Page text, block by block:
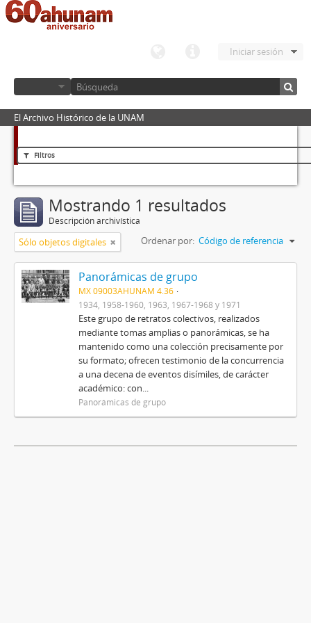
Iniciar sesión
El Archivo Histórico de la UNAM
Filtros
Mostrando 1 resultados
Descripción archivística
Sólo objetos digitales Ordenar por: Código de referencia
Panorámicas de grupo
MX 09003AHUNAM 4.36
1934, 1958-1960, 1963, 1967-1968 y 1971
Este grupo de retratos colectivos, realizados
mediante tomas amplias o panorámicas, se ha
mantenido como una colección precisamente por
su formato; ofrecen testimonio de la concurrencia
a una decena de eventos disímiles, de carácter
académico: con...
Panorámicas de grupo